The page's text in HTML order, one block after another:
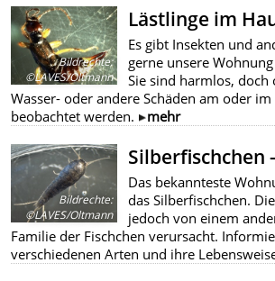
Bildrechte:
©LAVES/Oltmann
Lästlinge im
Es gibt Insekten und
gerne unsere
Sie sind harmlos,
Wasser- oder andere Schäden am oder
beobachtet werden.
mehr
Bildrechte:
©LAVES/Oltmann
Silberfischchen
Das bekannteste
das Silberfischchen.
jedoch von einem
Familie der Fischchen verursacht.
verschiedenen Arten und ihre